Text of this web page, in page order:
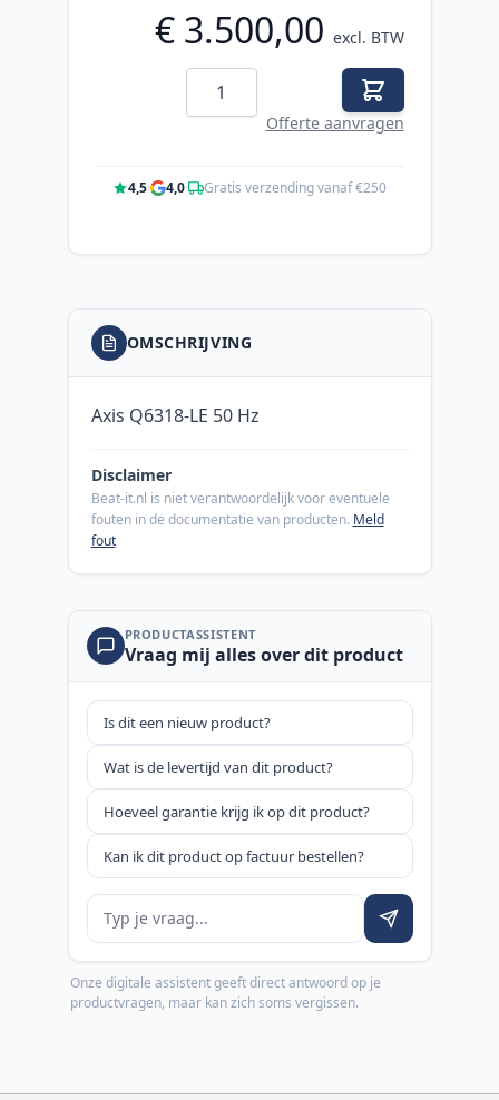
€ 3.500,00 excl. BTW
Aantal
Offerte aanvragen
4,5· 4,0· Gratis verzending vanaf €250
OMSCHRIJVING
Axis Q6318-LE 50 Hz
Disclaimer
Beat-it.nl is niet verantwoordelijk voor eventuele
fouten in de documentatie van producten. Meld
fout
PRODUCTASSISTENT
Vraag mij alles over dit product
Is dit een nieuw product?
Wat is de levertijd van dit product?
Hoeveel garantie krijg ik op dit product?
Kan ik dit product op factuur bestellen?
Je vraag
Onze digitale assistent geeft direct antwoord op je
productvragen, maar kan zich soms vergissen.